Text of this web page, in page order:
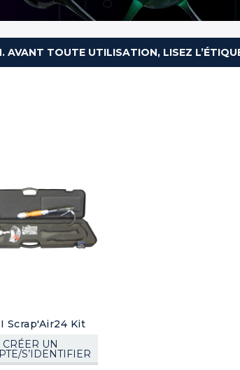
AVANT TOUTE UTILISATION, LISEZ
Scrap'Air24 Kit
CRÉER UN
S’IDENTIFIER